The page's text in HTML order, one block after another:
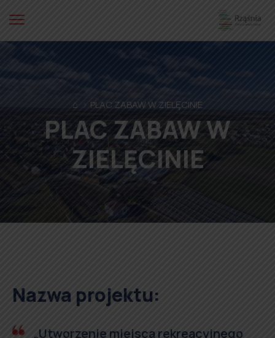
⌂ PLAC ZABAW W ZIELĘCINIE
PLAC ZABAW W
ZIELĘCINIE
Nazwa projektu:
„Utworzenie miejsca rekreacyjnego